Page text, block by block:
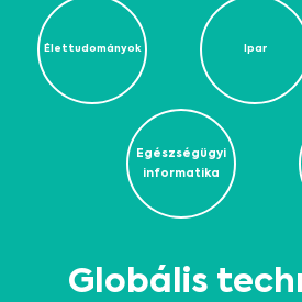
Élettudományok
Egészségügyi
informatika
Ipar
Globális